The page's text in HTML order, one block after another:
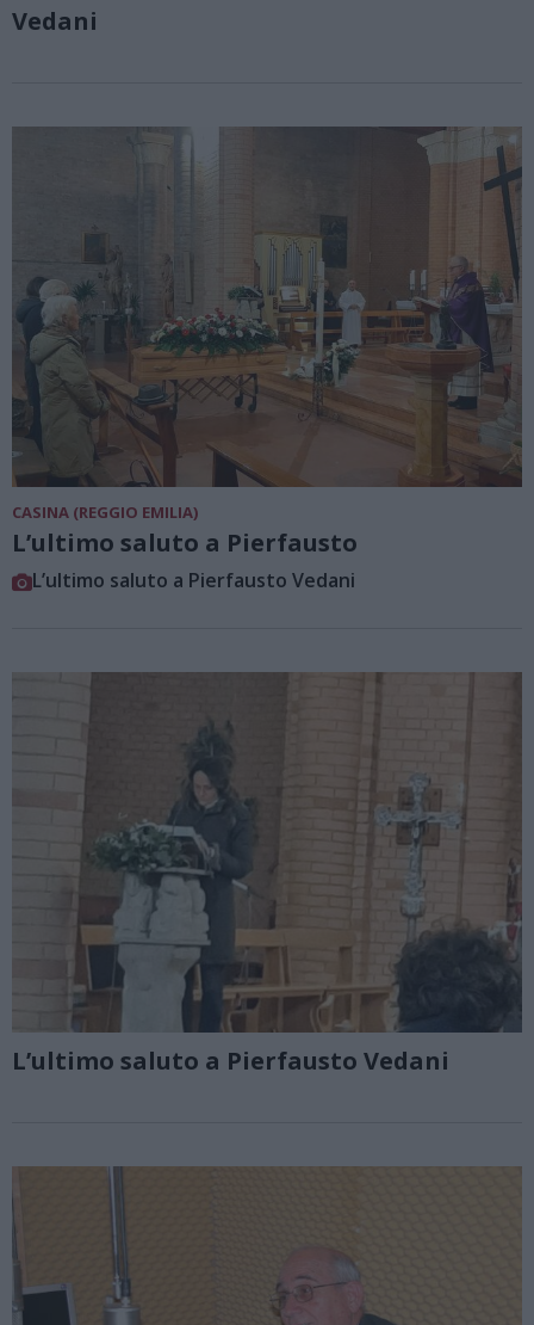
Vedani
CASINA (REGGIO EMILIA)
L’ultimo saluto a Pierfausto
L’ultimo saluto a Pierfausto Vedani
L’ultimo saluto a Pierfausto Vedani